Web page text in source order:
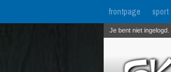
frontpage sport
Je bent niet ingelogd.